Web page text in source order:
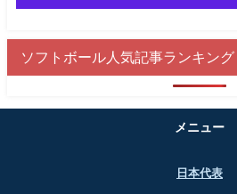
ソフトボール人気記事ランキング
メニュー
日本代表